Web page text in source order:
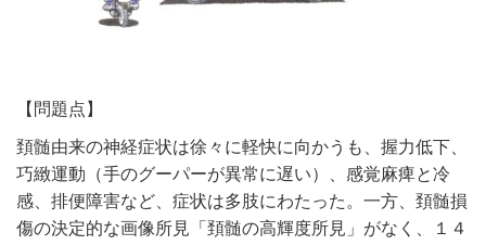
【問題点】
頚髄由来の神経症状は徐々に軽快に向かうも、握力低下、
巧緻運動（手のグーパーが異常に遅い）、感覚麻痺と冷
感、排便障害など、症状は多肢にわたった。一方、頚髄損
傷の決定的な画像所見「頚髄の高輝度所見」がなく、１４